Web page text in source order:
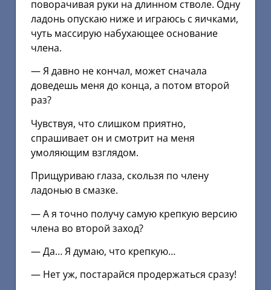
поворачивая руки на длинном стволе. Одну
ладонь опускаю ниже и играюсь с яичками,
чуть массирую набухающее основание
члена.
— Я давно не кончал, может сначала
доведешь меня до конца, а потом второй
раз?
Чувствуя, что слишком приятно,
спрашивает он и смотрит на меня
умоляющим взглядом.
Прищуриваю глаза, скользя по члену
ладонью в смазке.
— А я точно получу самую крепкую версию
члена во второй заход?
— Да… Я думаю, что крепкую…
— Нет уж, постарайся продержаться сразу!